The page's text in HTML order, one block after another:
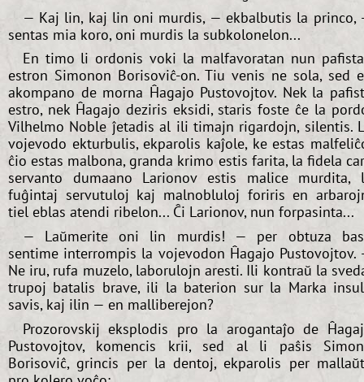
— Kaj lin, kaj lin oni murdis, — ekbalbutis la princo,
sentas mia koro, oni murdis la subkolonelon...
En timo li ordonis voki la malfavoratan nun
estron Simonon Borisoviĉ-on. Tiu venis ne sola, sed
akompano de morna Ĥagajo Pustovojtov. Nek la
estro, nek Ĥagajo deziris eksidi, staris foste ĉe la
Vilhelmo Noble ĵetadis al ili timajn rigardojn, silentis.
vojevodo ekturbulis, ekparolis kaĵole, ke estas
ĉio estas malbona, granda krimo estis farita, la fidela
servanto dumaano Larionov estis malice murdita,
fuĝintaj servutuloj kaj malnobluloj foriris en
tiel eblas atendi ribelon... Ĉi Larionov, nun forpasinta...
— Laŭmerite oni lin murdis! — per obtuza
sentime interrompis la vojevodon Ĥagajo Pustovojtov.
Ne iru, rufa muzelo, laborulojn aresti. Ili kontraŭ la
trupoj batalis brave, ili la baterion sur la Marka
savis, kaj ilin — en malliberejon?
Prozorovskij eksplodis pro la arogantaĵo de
Pustovojtov, komencis krii, sed al li paŝis
Borisoviĉ, grincis per la dentoj, ekparolis per